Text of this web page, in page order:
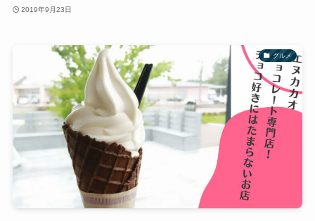
2019年9月23日
グルメ